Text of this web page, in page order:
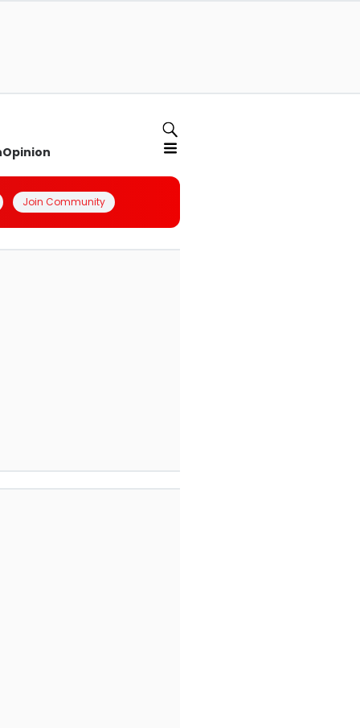
Opinion
Join Community